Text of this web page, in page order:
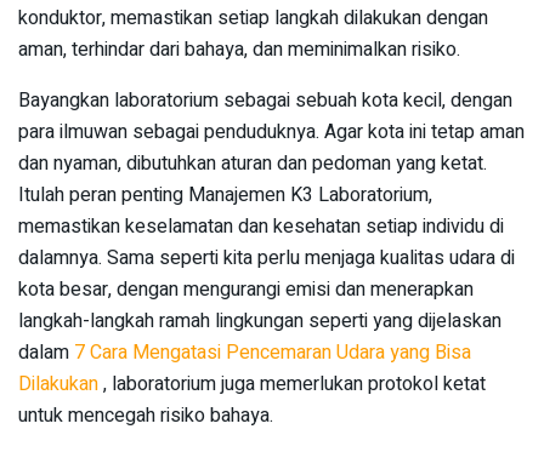
konduktor, memastikan setiap langkah dilakukan dengan
aman, terhindar dari bahaya, dan meminimalkan risiko.
Bayangkan laboratorium sebagai sebuah kota kecil, dengan
para ilmuwan sebagai penduduknya. Agar kota ini tetap aman
dan nyaman, dibutuhkan aturan dan pedoman yang ketat.
Itulah peran penting Manajemen K3 Laboratorium,
memastikan keselamatan dan kesehatan setiap individu di
dalamnya. Sama seperti kita perlu menjaga kualitas udara di
kota besar, dengan mengurangi emisi dan menerapkan
langkah-langkah ramah lingkungan seperti yang dijelaskan
dalam 7 Cara Mengatasi Pencemaran Udara yang Bisa
Dilakukan, laboratorium juga memerlukan protokol ketat
untuk mencegah risiko bahaya.